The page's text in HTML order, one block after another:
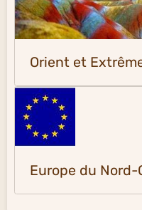
Orient et
Europe du